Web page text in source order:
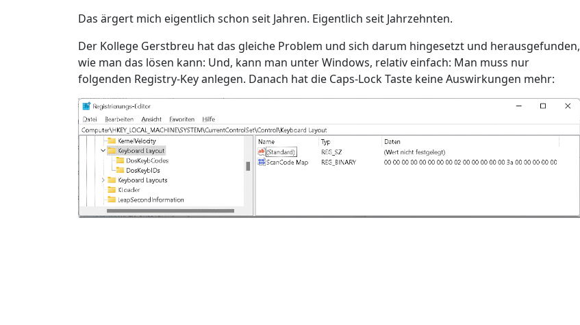
Das ärgert mich eigentlich schon seit Jahren. Eigentlich seit Jahrzehnten.
Der Kollege Gerstbreu hat das gleiche Problem und sich darum hingesetzt und herausgefunden,
wie man das lösen kann: Und, kann man unter Windows, relativ einfach: Man muss nur
folgenden Registry-Key anlegen. Danach hat die Caps-Lock Taste keine Auswirkungen mehr: